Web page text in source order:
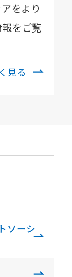
をより
をご覧
見る
ソーシ